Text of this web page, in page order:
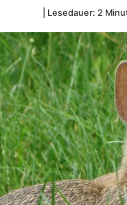
Lesedauer: 2